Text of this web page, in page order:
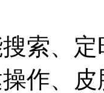
索、
作、